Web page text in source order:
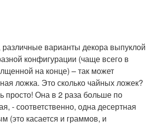
варианты декора выпуклой
конфигурации (чаще всего в
на конце) – так может
ложка. Это сколько чайных ложек?
просто! Она в 2 раза больше по
- соответственно, одна десертная
(это касается и граммов, и